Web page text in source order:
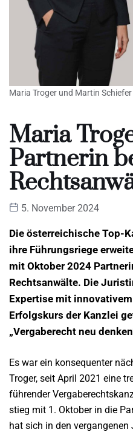
Maria Troger und Martin Schiefer
Maria
Partnerin
5. November 2024
Die österreichische Top-
ihre Führungsriege
mit Oktober 2024
Rechtsanwälte. Die
Expertise mit
Erfolgskurs der Kanzlei
„Vergaberecht neu
Es war ein konsequenter
Troger, seit April 2021 eine
führender
stieg mit 1. Oktober in die
hat sich in den vergangenen